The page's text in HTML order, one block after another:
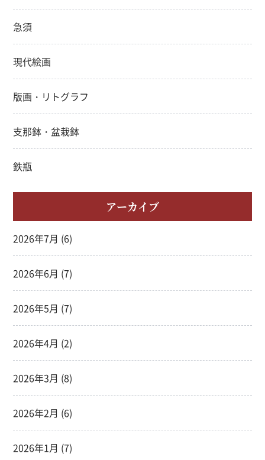
急須
現代絵画
版画・リトグラフ
支那鉢・盆栽鉢
鉄瓶
アーカイブ
2026年7月 (6)
2026年6月 (7)
2026年5月 (7)
2026年4月 (2)
2026年3月 (8)
2026年2月 (6)
2026年1月 (7)